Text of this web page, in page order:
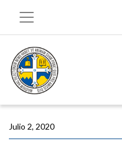
Julio 2, 2020